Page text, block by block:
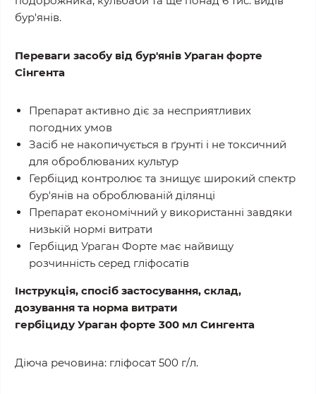
бур'янів.
Переваги засобу від бур'янів Ураган форте
Сінгента
Препарат активно діє за несприятливих
погодних умов
Засіб не накопичується в ґрунті і не токсичний
для оброблюваних культур
Гербіцид контролює та знищує широкий спектр
бур'янів на оброблюваній ділянці
Препарат економічний у використанні завдяки
низькій нормі витрати
Гербіцид Ураган Форте має найвищу
розчинність серед гліфосатів
Інструкція, спосіб застосування, склад,
дозування та норма витрати
гербіциду Ураган форте 300 мл Сингента
Діюча речовина: гліфосат 500 г/л.